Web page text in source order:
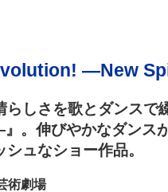
―New
らしさを歌とダンス
。伸びやかなダンス
シュなショー作品。
術劇場